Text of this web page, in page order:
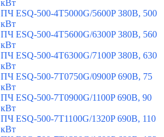
кВт
ПЧ ESQ-500-4T5000G/5600P 380В, 500
кВт
ПЧ ESQ-500-4T5600G/6300P 380В, 560
кВт
ПЧ ESQ-500-4T6300G/7100P 380В, 630
кВт
ПЧ ESQ-500-7T0750G/0900P 690В, 75
кВт
ПЧ ESQ-500-7T0900G/1100P 690В, 90
кВт
ПЧ ESQ-500-7T1100G/1320P 690В, 110
кВт